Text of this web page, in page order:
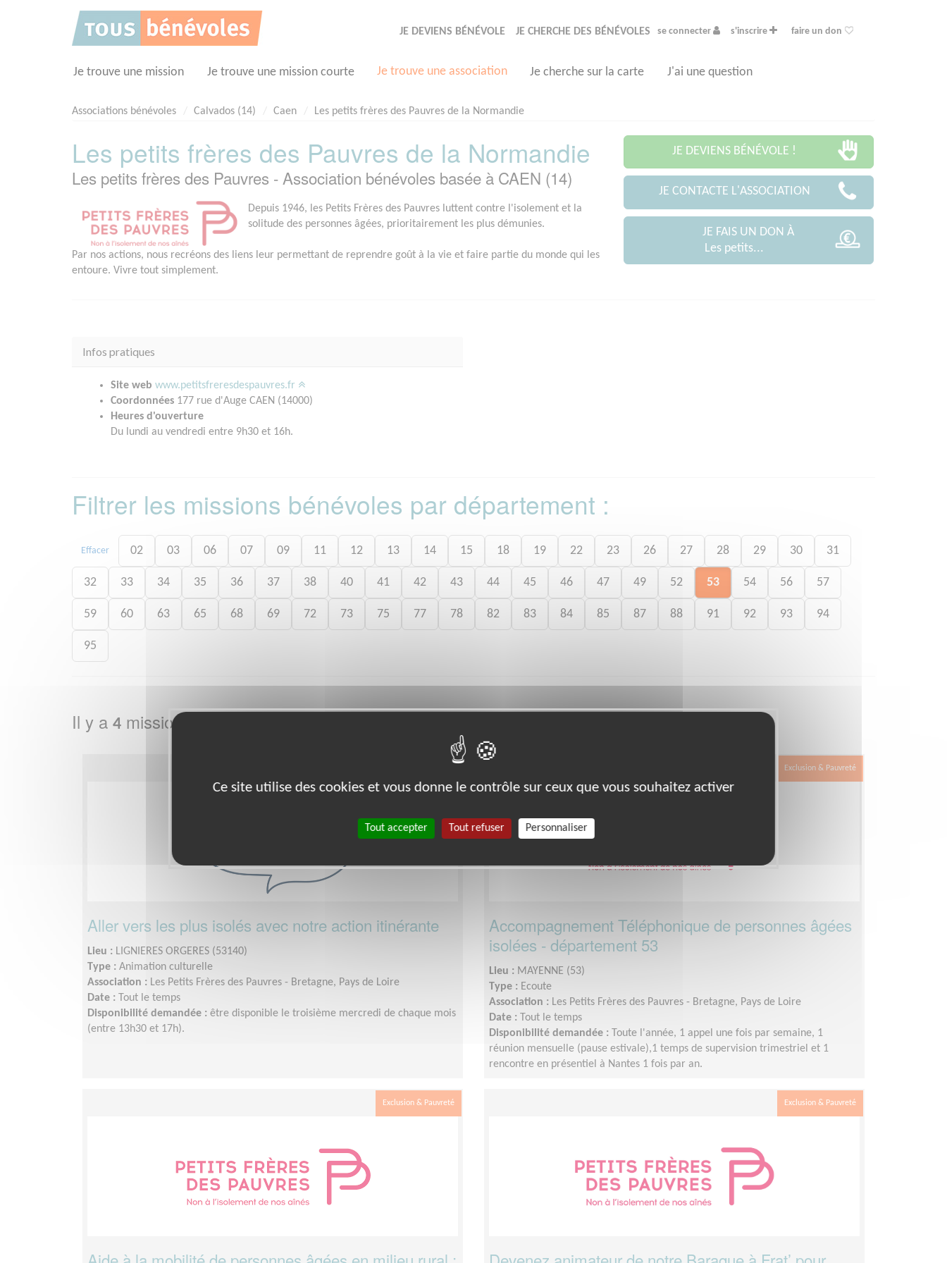
JE DEVIENS BÉNÉVOLE JE CHERCHE DES BÉNÉVOLES se connecter s'inscrire faire un don
Je trouve une mission Je trouve une mission courte Je trouve une association Je cherche sur la carte J'ai une question
Associations bénévoles Calvados (14) Caen Les petits frères des Pauvres de la Normandie
Les petits frères des Pauvres de la Normandie
Les petits frères des Pauvres - Association bénévoles basée à CAEN (14)
Depuis 1946, les Petits Frères des Pauvres luttent contre l'isolement et la
solitude des personnes âgées, prioritairement les plus démunies.
Par nos actions, nous recréons des liens leur permettant de reprendre goût à la vie et faire partie du monde qui les
entoure. Vivre tout simplement.
JE DEVIENS BÉNÉVOLE !
JE CONTACTE L'ASSOCIATION
JE FAIS UN DON À
Les petits...
Infos pratiques
Site web www.petitsfreresdespauvres.fr
Coordonnées 177 rue d'Auge CAEN (14000)
Heures d'ouverture
Du lundi au vendredi entre 9h30 et 16h.
Filtrer les missions bénévoles par département :
Effacer 02 03 06 07 09 11 12 13 14 15 18 19 22 23 26 27 28 29 30 31
32 33 34 35 36 37 38 40 41 42 43 44 45 46 47 49 52 53 54 56 57
59 60 63 65 68 69 72 73 75 77 78 82 83 84 85 87 88 91 92 93 94
95
Il y a 4 missions bénévoles dans le département
Aller vers les plus isolés avec notre action itinérante
Lieu : LIGNIERES ORGERES (53140)
Type : Animation culturelle
Association : Les Petits Frères des Pauvres - Bretagne, Pays de Loire
Date :
Tout le temps
Disponibilité demandée : être disponible le troisième mercredi de chaque mois
(entre 13h30 et 17h).
Exclusion & Pauvreté
Accompagnement Téléphonique de personnes âgées
isolées - département 53
Lieu : MAYENNE (53)
Type : Ecoute
Association : Les Petits Frères des Pauvres - Bretagne, Pays de Loire
Date :
Tout le temps
Disponibilité demandée :
Toute l'année, 1 appel une fois par semaine, 1
réunion mensuelle (pause estivale),1 temps de supervision trimestriel et 1
rencontre en présentiel à Nantes 1 fois par an.
Exclusion & Pauvreté Exclusion & Pauvreté
Ce site utilise des cookies et vous donne le contrôle sur ceux que vous souhaitez activer
Tout accepter Tout refuser Personnaliser